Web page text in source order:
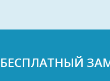
БЕСПЛАТНЫЙ